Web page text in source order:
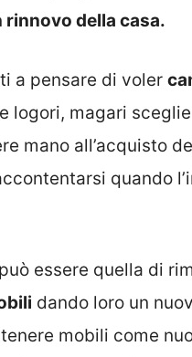
rinnovo della casa.
a pensare di voler
logori, magari
mano all’acquisto
quando
essere quella di
dando loro un
mobili come